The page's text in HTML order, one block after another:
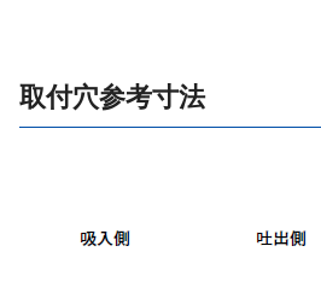
取付穴参考寸法